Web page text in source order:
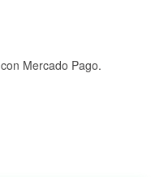
con Mercado Pago.